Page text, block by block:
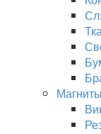
Магниты